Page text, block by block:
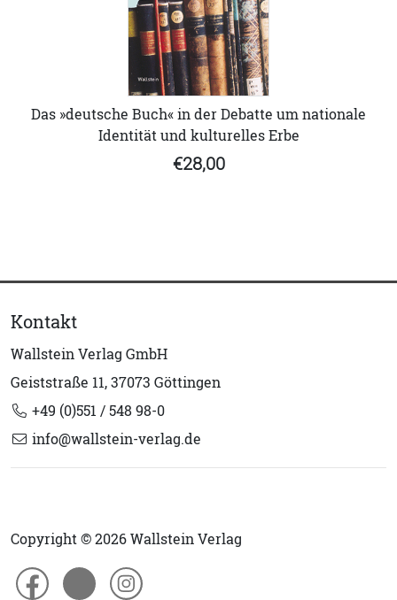
Das »deutsche Buch« in der Debatte um nationale
Identität und kulturelles Erbe
€28,00
Kontakt
Wallstein Verlag GmbH
Geiststraße 11, 37073 Göttingen
+49 (0)551 / 548 98-0
info@wallstein-verlag.de
Copyright © 2026 Wallstein Verlag